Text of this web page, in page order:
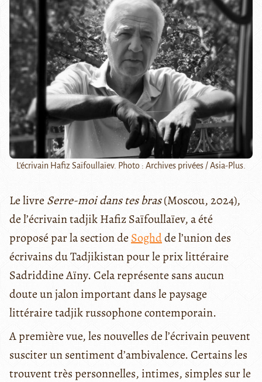
L'écrivain Hafiz Saïfoullaïev. Photo : Archives privées / Asia-Plus.
Le livreSerre-moi dans tes bras(Moscou, 2024),
de l’écrivain tadjik Hafiz Saïfoullaïev, a été
proposé par la section de Soghdde l’union des
écrivains du Tadjikistan pour le prix littéraire
Sadriddine Aïny. Cela représente sans aucun
doute un jalon important dans le paysage
littéraire tadjik russophone contemporain.
A première vue, les nouvelles de l’écrivain peuvent
susciter un sentiment d’ambivalence. Certains les
trouvent très personnelles, intimes, simples sur le